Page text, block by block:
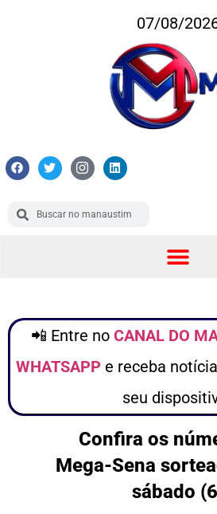
07/08/
📲 Entre no CANAL DO
WHATSAPP e receba
seu
Confira os
Mega-Sena
sábado